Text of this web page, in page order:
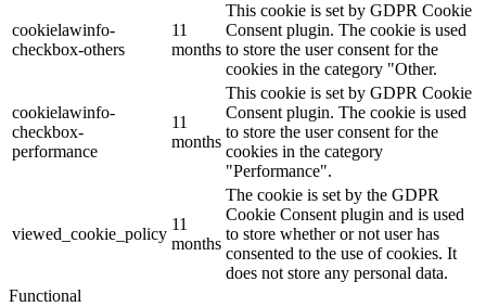
cookielawinfo-
checkbox-others
11
months
This cookie is set by GDPR Cookie
Consent plugin. The cookie is used
to store the user consent for the
cookies in the category "Other.
cookielawinfo-
checkbox-
performance
11
months
This cookie is set by GDPR Cookie
Consent plugin. The cookie is used
to store the user consent for the
cookies in the category
"Performance".
viewed_cookie_policy
11
months
The cookie is set by the GDPR
Cookie Consent plugin and is used
to store whether or not user has
consented to the use of cookies. It
does not store any personal data.
Functional